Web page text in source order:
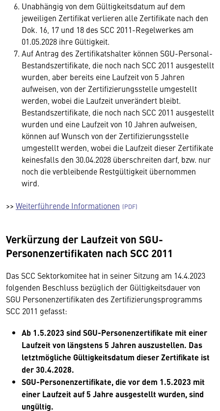
Unabhängig von dem Gültigkeitsdatum auf dem
jeweiligen Zertifikat verlieren alle Zertifikate nach den
Dok. 16, 17 und 18 des SCC 2011-Regelwerkes am
01.05.2028 ihre Gültigkeit.
Auf Antrag des Zertifikatshalter können SGU-Personal-
Bestandszertifikate, die noch nach SCC 2011 ausgestellt
wurden, aber bereits eine Laufzeit von 5 Jahren
aufweisen, von der Zertifizierungsstelle umgestellt
werden, wobei die Laufzeit unverändert bleibt.
Bestandszertifikate, die noch nach SCC 2011 ausgestellt
wurden und eine Laufzeit von 10 Jahren aufweisen,
können auf Wunsch von der Zertifizierungsstelle
umgestellt werden, wobei die Laufzeit dieser Zertifikate
keinesfalls den 30.04.2028 überschreiten darf, bzw. nur
noch die verbleibende Restgültigkeit übernommen
wird.
>> Weiterführende Informationen
Verkürzung der Laufzeit von SGU-
Personenzertifikaten nach SCC 2011
Das SCC Sektorkomitee hat in seiner Sitzung am 14.4.2023
folgenden Beschluss bezüglich der Gültigkeitsdauer von
SGU Personenzertifikaten des Zertifizierungsprogramms
SCC 2011 gefasst:
Ab 1.5.2023 sind SGU-Personenzertifikate mit einer
Laufzeit von längstens 5 Jahren auszustellen. Das
letztmögliche Gültigkeitsdatum dieser Zertifikate ist
der 30.4.2028.
SGU-Personenzertifikate, die vor dem 1.5.2023 mit
einer Laufzeit auf 5 Jahre ausgestellt wurden, sind
ungültig.